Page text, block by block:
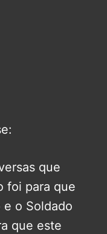
que
foi para que
e o Soldado
que este